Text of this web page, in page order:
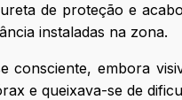
de proteção e
instaladas na zona.
consciente, embora
e queixava-se de